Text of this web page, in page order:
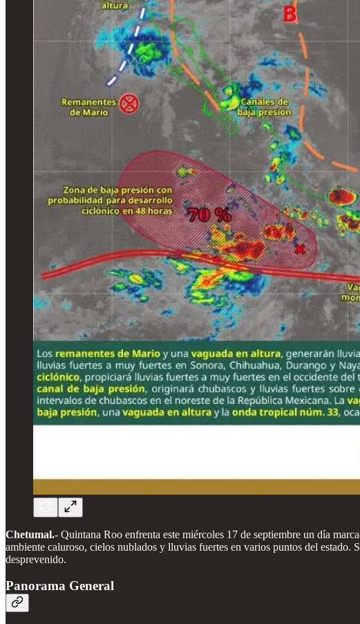
Chetumal.- Quintana Roo enfrenta este miércoles 17 de septiembre un día
ambiente caluroso, cielos nublados y lluvias fuertes en varios puntos del
desprevenido.
Panorama General